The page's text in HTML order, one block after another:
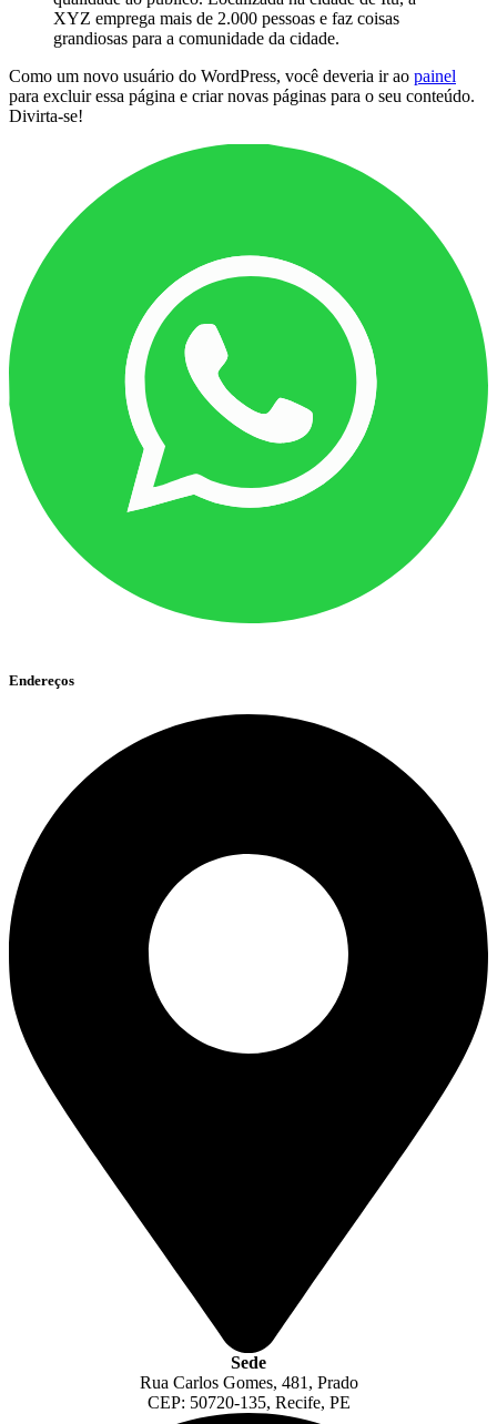
XYZ emprega mais de 2.000 pessoas e faz coisas
grandiosas para a comunidade da cidade.
Como um novo usuário do WordPress, você deveria ir ao painel
para excluir essa página e criar novas páginas para o seu conteúdo.
Divirta-se!
Endereços
Sede
Rua Carlos Gomes, 481, Prado
CEP: 50720-135, Recife, PE